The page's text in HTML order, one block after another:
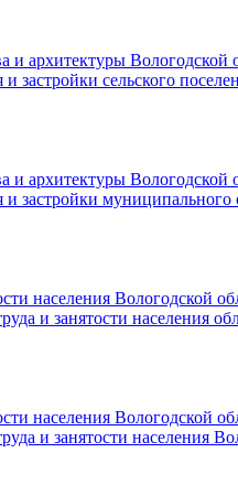
и архитектуры
застройки сельского
и архитектуры
и застройки
населения Вологодской
и занятости населения
населения Вологодской
и занятости населения